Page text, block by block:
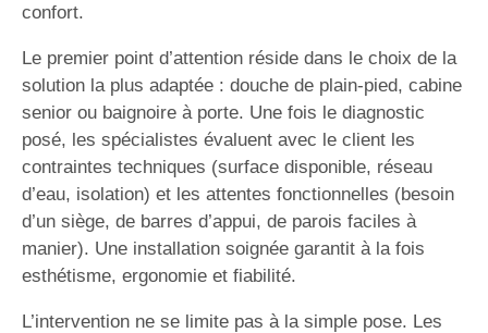
confort.
Le premier point d’attention réside dans le choix de la
solution la plus adaptée : douche de plain-pied, cabine
senior ou baignoire à porte. Une fois le diagnostic
posé, les spécialistes évaluent avec le client les
contraintes techniques (surface disponible, réseau
d’eau, isolation) et les attentes fonctionnelles (besoin
d’un siège, de barres d’appui, de parois faciles à
manier). Une installation soignée garantit à la fois
esthétisme, ergonomie et fiabilité.
L’intervention ne se limite pas à la simple pose. Les